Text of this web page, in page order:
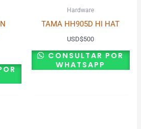
Hardware
TAMA HH905D HI HAT
USD$500
CONSULTAR POR
WHATSAPP